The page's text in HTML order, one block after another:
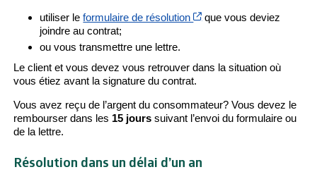
utiliser leformulaire de résolution Cet hyperlien s’ouvrira
que vous deviez
joindre au contrat;
ou vous transmettre une lettre.
Le client et vous devez vous retrouver dans la situation où
vous étiez avant la signature du contrat.
Vous avez reçu de l’argent du consommateur? Vous devez le
rembourser dans les 15 jours suivant l’envoi du formulaire ou
de la lettre.
Résolution dans un délai d’un an